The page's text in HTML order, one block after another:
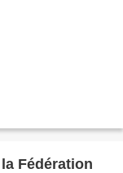
Fédération